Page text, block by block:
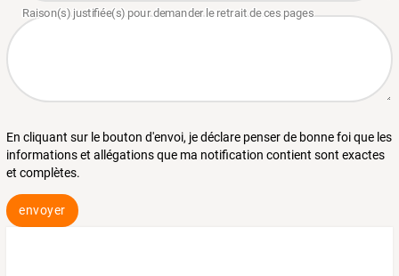
En cliquant sur le bouton d'envoi, je déclare penser de bonne foi que les
informations et allégations que ma notification contient sont exactes
et complètes.
envoyer